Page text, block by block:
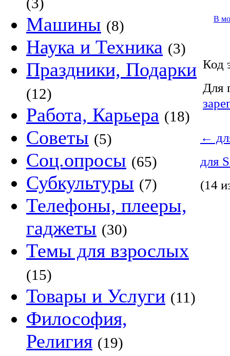
Машины (8)
Наука и Техника (3)
Праздники, Подарки
(12)
Работа, Карьера (18)
Советы (5)
Соц.опросы (65)
Субкультуры (7)
Телефоны, плееры,
гаджеты (30)
Темы для взрослых
(15)
Товары и Услуги (11)
Философия,
Религия (19)
В
Код
Для
←
для
(14